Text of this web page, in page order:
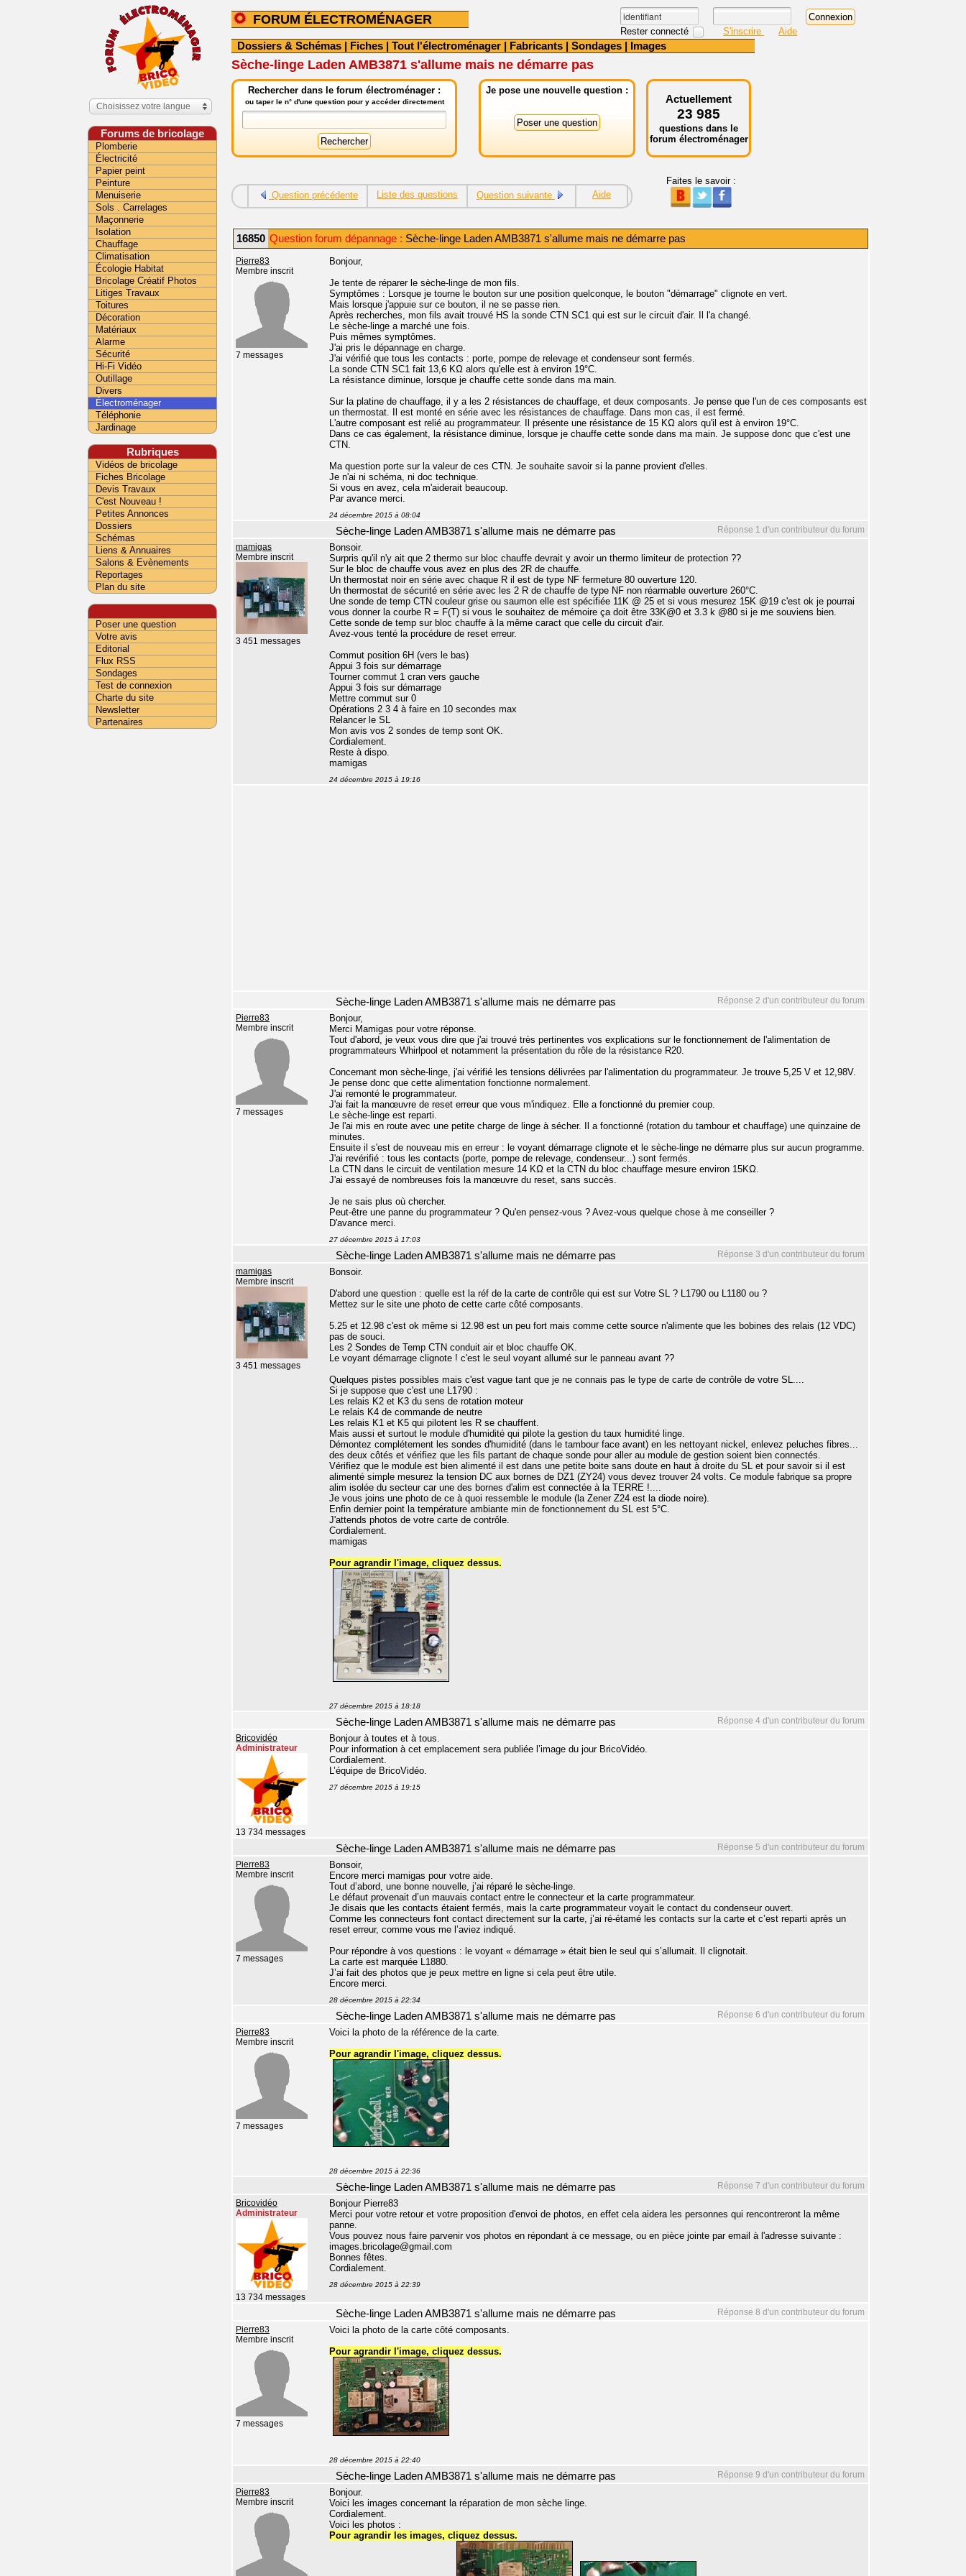
FORUM ÉLECTROMÉNAGER
Rester connecté S'inscrire Aide
Dossiers & Schémas | Fiches | Tout l'électroménager | Fabricants | Sondages | Images
Sèche-linge Laden AMB3871 s'allume mais ne démarre pas
Rechercher dans le forum électroménager :
ou taper le n° d'une question pour y accéder directement
Je pose une nouvelle question :
Actuellement
23 985
questions dans le
forum électroménager
Question précédente Liste des questions Question suivante Aide
Faites le savoir :
16850 Question forum dépannage : Sèche-linge Laden AMB3871 s'allume mais ne démarre pas
Pierre83
Membre inscrit
7 messages
Bonjour,
Je tente de réparer le sèche-linge de mon fils.
Symptômes : Lorsque je tourne le bouton sur une position quelconque, le bouton "démarrage" clignote en vert.
Mais lorsque j'appuie sur ce bouton, il ne se passe rien.
Après recherches, mon fils avait trouvé HS la sonde CTN SC1 qui est sur le circuit d'air. Il l'a changé.
Le sèche-linge a marché une fois.
Puis mêmes symptômes.
J'ai pris le dépannage en charge.
J'ai vérifié que tous les contacts : porte, pompe de relevage et condenseur sont fermés.
La sonde CTN SC1 fait 13,6 KΩ alors qu'elle est à environ 19°C.
La résistance diminue, lorsque je chauffe cette sonde dans ma main.
Sur la platine de chauffage, il y a les 2 résistances de chauffage, et deux composants. Je pense que l'un de ces composants est
un thermostat. Il est monté en série avec les résistances de chauffage. Dans mon cas, il est fermé.
L'autre composant est relié au programmateur. Il présente une résistance de 15 KΩ alors qu'il est à environ 19°C.
Dans ce cas également, la résistance diminue, lorsque je chauffe cette sonde dans ma main. Je suppose donc que c'est une
CTN.
Ma question porte sur la valeur de ces CTN. Je souhaite savoir si la panne provient d'elles.
Je n'ai ni schéma, ni doc technique.
Si vous en avez, cela m'aiderait beaucoup.
Par avance merci.
24 décembre 2015 à 08:04
Réponse 1 d'un contributeur du forum
Sèche-linge Laden AMB3871 s'allume mais ne démarre pas
mamigas
Membre inscrit
3 451 messages
Bonsoir.
Surpris qu'il n'y ait que 2 thermo sur bloc chauffe devrait y avoir un thermo limiteur de protection ??
Sur le bloc de chauffe vous avez en plus des 2R de chauffe.
Un thermostat noir en série avec chaque R il est de type NF fermeture 80 ouverture 120.
Un thermostat de sécurité en série avec les 2 R de chauffe de type NF non réarmable ouverture 260°C.
Une sonde de temp CTN couleur grise ou saumon elle est spécifiée 11K @ 25 et si vous mesurez 15K @19 c'est ok je pourrai
vous donner la courbe R = F(T) si vous le souhaitez de mémoire ça doit être 33K@0 et 3.3 k @80 si je me souviens bien.
Cette sonde de temp sur bloc chauffe à la même caract que celle du circuit d'air.
Avez-vous tenté la procédure de reset erreur.
Commut position 6H (vers le bas)
Appui 3 fois sur démarrage
Tourner commut 1 cran vers gauche
Appui 3 fois sur démarrage
Mettre commut sur 0
Opérations 2 3 4 à faire en 10 secondes max
Relancer le SL
Mon avis vos 2 sondes de temp sont OK.
Cordialement.
Reste à dispo.
mamigas
24 décembre 2015 à 19:16
Réponse 2 d'un contributeur du forum
Sèche-linge Laden AMB3871 s'allume mais ne démarre pas
Pierre83
Membre inscrit
7 messages
Bonjour,
Merci Mamigas pour votre réponse.
Tout d'abord, je veux vous dire que j'ai trouvé très pertinentes vos explications sur le fonctionnement de l'alimentation de
programmateurs Whirlpool et notamment la présentation du rôle de la résistance R20.
Concernant mon sèche-linge, j'ai vérifié les tensions délivrées par l'alimentation du programmateur. Je trouve 5,25 V et 12,98V.
Je pense donc que cette alimentation fonctionne normalement.
J'ai remonté le programmateur.
J'ai fait la manœuvre de reset erreur que vous m'indiquez. Elle a fonctionné du premier coup.
Le sèche-linge est reparti.
Je l'ai mis en route avec une petite charge de linge à sécher. Il a fonctionné (rotation du tambour et chauffage) une quinzaine de
minutes.
Ensuite il s'est de nouveau mis en erreur : le voyant démarrage clignote et le sèche-linge ne démarre plus sur aucun programme.
J'ai revérifié : tous les contacts (porte, pompe de relevage, condenseur...) sont fermés.
La CTN dans le circuit de ventilation mesure 14 KΩ et la CTN du bloc chauffage mesure environ 15KΩ.
J'ai essayé de nombreuses fois la manœuvre du reset, sans succès.
Je ne sais plus où chercher.
Peut-être une panne du programmateur ? Qu'en pensez-vous ? Avez-vous quelque chose à me conseiller ?
D'avance merci.
27 décembre 2015 à 17:03
Réponse 3 d'un contributeur du forum
Sèche-linge Laden AMB3871 s'allume mais ne démarre pas
mamigas
Membre inscrit
3 451 messages
Bonsoir.
D'abord une question : quelle est la réf de la carte de contrôle qui est sur Votre SL ? L1790 ou L1180 ou ?
Mettez sur le site une photo de cette carte côté composants.
5.25 et 12.98 c'est ok même si 12.98 est un peu fort mais comme cette source n'alimente que les bobines des relais (12 VDC)
pas de souci.
Les 2 Sondes de Temp CTN conduit air et bloc chauffe OK.
Le voyant démarrage clignote ! c'est le seul voyant allumé sur le panneau avant ??
Quelques pistes possibles mais c'est vague tant que je ne connais pas le type de carte de contrôle de votre SL....
Si je suppose que c'est une L1790 :
Les relais K2 et K3 du sens de rotation moteur
Le relais K4 de commande de neutre
Les relais K1 et K5 qui pilotent les R se chauffent.
Mais aussi et surtout le module d'humidité qui pilote la gestion du taux humidité linge.
Démontez complétement les sondes d'humidité (dans le tambour face avant) en les nettoyant nickel, enlevez peluches fibres...
des deux côtés et vérifiez que les fils partant de chaque sonde pour aller au module de gestion soient bien connectés.
Vérifiez que le module est bien alimenté il est dans une petite boite sans doute en haut à droite du SL et pour savoir si il est
alimenté simple mesurez la tension DC aux bornes de DZ1 (ZY24) vous devez trouver 24 volts. Ce module fabrique sa propre
alim isolée du secteur car une des bornes d'alim est connectée à la TERRE !....
Je vous joins une photo de ce à quoi ressemble le module (la Zener Z24 est la diode noire).
Enfin dernier point la température ambiante min de fonctionnement du SL est 5°C.
J'attends photos de votre carte de contrôle.
Cordialement.
mamigas
Pour agrandir l'image, cliquez dessus.
27 décembre 2015 à 18:18
Réponse 4 d'un contributeur du forum
Sèche-linge Laden AMB3871 s'allume mais ne démarre pas
Bricovidéo
Administrateur
13 734 messages
Bonjour à toutes et à tous.
Pour information à cet emplacement sera publiée l’image du jour BricoVidéo.
Cordialement.
L’équipe de BricoVidéo.
27 décembre 2015 à 19:15
Réponse 5 d'un contributeur du forum
Sèche-linge Laden AMB3871 s'allume mais ne démarre pas
Pierre83
Membre inscrit
7 messages
Bonsoir,
Encore merci mamigas pour votre aide.
Tout d’abord, une bonne nouvelle, j’ai réparé le sèche-linge.
Le défaut provenait d’un mauvais contact entre le connecteur et la carte programmateur.
Je disais que les contacts étaient fermés, mais la carte programmateur voyait le contact du condenseur ouvert.
Comme les connecteurs font contact directement sur la carte, j’ai ré-étamé les contacts sur la carte et c’est reparti après un
reset erreur, comme vous me l’aviez indiqué.
Pour répondre à vos questions : le voyant « démarrage » était bien le seul qui s’allumait. Il clignotait.
La carte est marquée L1880.
J’ai fait des photos que je peux mettre en ligne si cela peut être utile.
Encore merci.
28 décembre 2015 à 22:34
Réponse 6 d'un contributeur du forum
Sèche-linge Laden AMB3871 s'allume mais ne démarre pas
Pierre83
Membre inscrit
7 messages
Voici la photo de la référence de la carte.
Pour agrandir l'image, cliquez dessus.
28 décembre 2015 à 22:36
Réponse 7 d'un contributeur du forum
Sèche-linge Laden AMB3871 s'allume mais ne démarre pas
Bricovidéo
Administrateur
13 734 messages
Bonjour Pierre83
Merci pour votre retour et votre proposition d'envoi de photos, en effet cela aidera les personnes qui rencontreront la même
panne.
Vous pouvez nous faire parvenir vos photos en répondant à ce message, ou en pièce jointe par email à l'adresse suivante :
images.bricolage@gmail.com
Bonnes fêtes.
Cordialement.
28 décembre 2015 à 22:39
Réponse 8 d'un contributeur du forum
Sèche-linge Laden AMB3871 s'allume mais ne démarre pas
Pierre83
Membre inscrit
7 messages
Voici la photo de la carte côté composants.
Pour agrandir l'image, cliquez dessus.
28 décembre 2015 à 22:40
Réponse 9 d'un contributeur du forum
Sèche-linge Laden AMB3871 s'allume mais ne démarre pas
Pierre83
Membre inscrit
Bonjour.
Voici les images concernant la réparation de mon sèche linge.
Cordialement.
Voici les photos :
Pour agrandir les images, cliquez dessus.
Choisissez votre langue
Forums de bricolage
Plomberie
Électricité
Papier peint
Peinture
Menuiserie
Sols . Carrelages
Maçonnerie
Isolation
Chauffage
Climatisation
Écologie Habitat
Bricolage Créatif Photos
Litiges Travaux
Toitures
Décoration
Matériaux
Alarme
Sécurité
Hi-Fi Vidéo
Outillage
Divers
Électroménager
Téléphonie
Jardinage
Rubriques
Vidéos de bricolage
Fiches Bricolage
Devis Travaux
C'est Nouveau !
Petites Annonces
Dossiers
Schémas
Liens & Annuaires
Salons & Evènements
Reportages
Plan du site
Poser une question
Votre avis
Editorial
Flux RSS
Sondages
Test de connexion
Charte du site
Newsletter
Partenaires